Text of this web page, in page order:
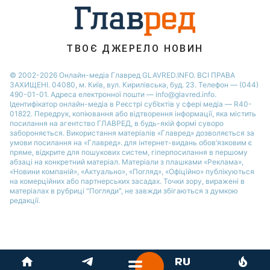
ТВОЄ ДЖЕРЕЛО НОВИН
© 2002-2026 Онлайн-медіа Главред GLAVRED.INFO. ВСІ ПРАВА
ЗАХИЩЕНІ. 04080, м. Київ, вул. Кирилівська, буд. 23. Телефон — (044)
490-01-01. Адреса електронної пошти — info@glavred.info.
Ідентифікатор онлайн-медіа в Реєстрі суб’єктів у сфері медіа — R40-
01822. Передрук, копіювання або відтворення інформації, яка містить
посилання на агентство ГЛАВРЕД, в будь-якій формi суворо
забороняється. Використання матеріалів «Главред» дозволяється за
умови посилання на «Главред». для інтернет-видань обов’язковим є
пряме, відкрите для пошукових систем, гіперпосилання в першому
абзаці на конкретний матеріал. Матеріали з плашками «Реклама»,
«Новини компаній», «Актуально», «Погляд», «Офіційно» публікуються
на комерційних або партнерських засадах. Точки зору, виражені в
матеріалах в рубриці "Погляди", не завжди збігаються з думкою
редакції.